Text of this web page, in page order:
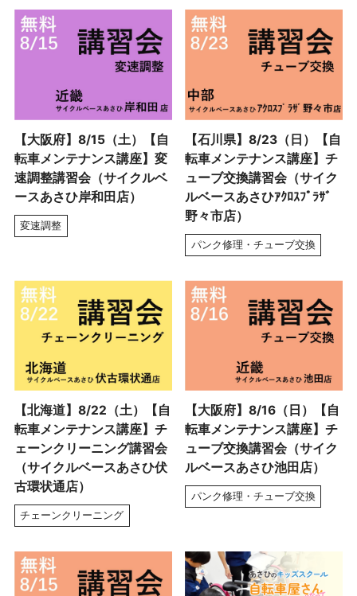
【大阪府】8/15（土）【自
転車メンテナンス講座】変
速調整講習会（サイクルベ
ースあさひ岸和田店）
変速調整
【石川県】8/23（日）【自
転車メンテナンス講座】チ
ューブ交換講習会（サイク
ルベースあさひｱｸﾛｽﾌﾟﾗｻﾞ
野々市店）
パンク修理・チューブ交換
【北海道】8/22（土）【自
転車メンテナンス講座】チ
ェーンクリーニング講習会
（サイクルベースあさひ伏
古環状通店）
チェーンクリーニング
【大阪府】8/16（日）【自
転車メンテナンス講座】チ
ューブ交換講習会（サイク
ルベースあさひ池田店）
パンク修理・チューブ交換